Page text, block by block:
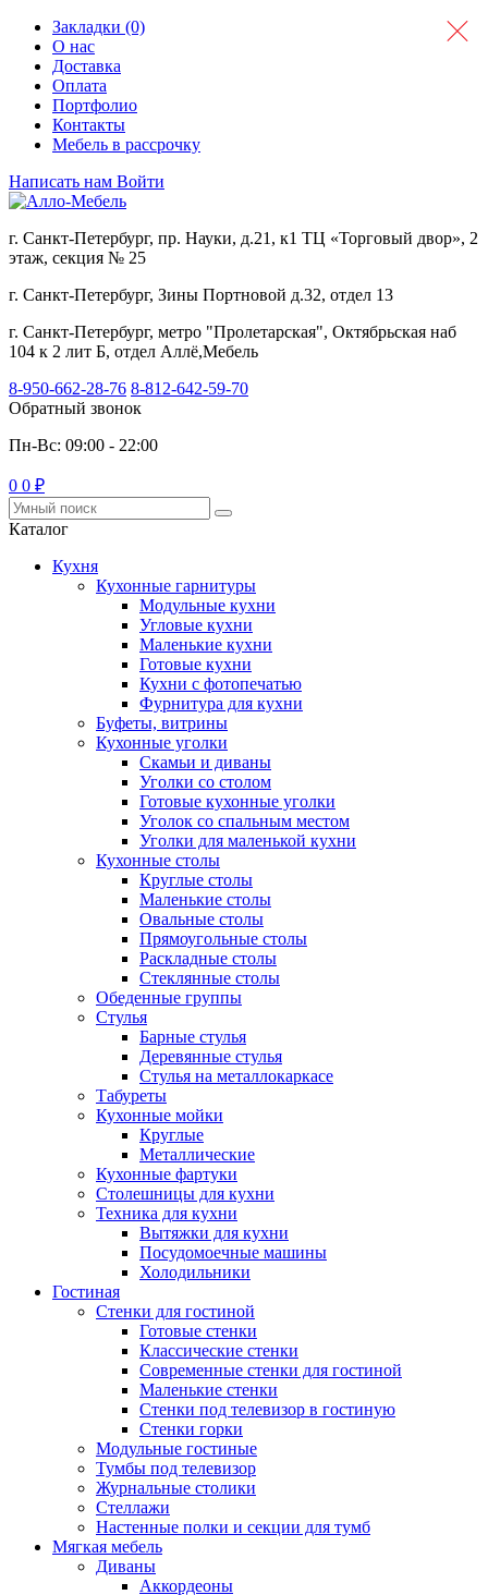
Закладки (0)
О нас
Доставка
Оплата
Портфолио
Контакты
Мебель в рассрочку
Написать нам Войти
г. Санкт-Петербург, пр. Науки, д.21, к1 ТЦ «Торговый двор», 2
этаж, секция № 25
г. Санкт-Петербург, Зины Портновой д.32, отдел 13
г. Санкт-Петербург, метро "Пролетарская", Октябрьская наб
104 к 2 лит Б, отдел Аллё,Мебель
8-950-662-28-76 8-812-642-59-70
Обратный звонок
Пн-Вс: 09:00 - 22:00
0 0 ₽
Каталог
Кухня
Кухонные гарнитуры
Модульные кухни
Угловые кухни
Маленькие кухни
Готовые кухни
Кухни с фотопечатью
Фурнитура для кухни
Буфеты, витрины
Кухонные уголки
Скамьи и диваны
Уголки со столом
Готовые кухонные уголки
Уголок со спальным местом
Уголки для маленькой кухни
Кухонные столы
Круглые столы
Маленькие столы
Овальные столы
Прямоугольные столы
Раскладные столы
Стеклянные столы
Обеденные группы
Стулья
Барные стулья
Деревянные стулья
Стулья на металлокаркасе
Табуреты
Кухонные мойки
Круглые
Металлические
Кухонные фартуки
Столешницы для кухни
Техника для кухни
Вытяжки для кухни
Посудомоечные машины
Холодильники
Гостиная
Стенки для гостиной
Готовые стенки
Классические стенки
Современные стенки для гостиной
Маленькие стенки
Стенки под телевизор в гостиную
Стенки горки
Модульные гостиные
Тумбы под телевизор
Журнальные столики
Стеллажи
Настенные полки и секции для тумб
Мягкая мебель
Диваны
Аккордеоны